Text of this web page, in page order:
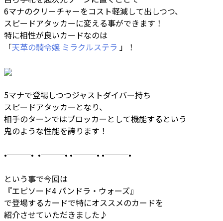
6マナのクリーチャーをコスト軽減して出しつつ、
スピードアタッカーに変える事ができます！
特に相性が良いカードなのは
「天革の騎令嬢 ミラクルステラ 」！
5マナで登場しつつジャストダイバー持ち
スピードアタッカーとなり、
相手のターンではブロッカーとして機能するという
鬼のような性能を誇ります！
•───• •───• •───• •───•
という事で今回は
『エピソード4 パンドラ・ウォーズ』
で登場するカードで特にオススメのカードを
紹介させていただきました♪